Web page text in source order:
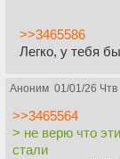
>>3465586
Легко, у тебя
Аноним 01/01/26 Чтв
>>3465564
> не верю что
стали